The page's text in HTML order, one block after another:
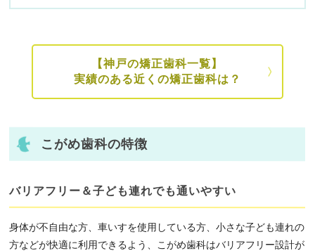
【神戸の矯正歯科一覧】
実績のある近くの矯正歯科は？
こがめ歯科の特徴
バリアフリー＆子ども連れでも通いやすい
身体が不自由な方、車いすを使用している方、小さな子ども連れの
方などが快適に利用できるよう、こがめ歯科はバリアフリー設計が